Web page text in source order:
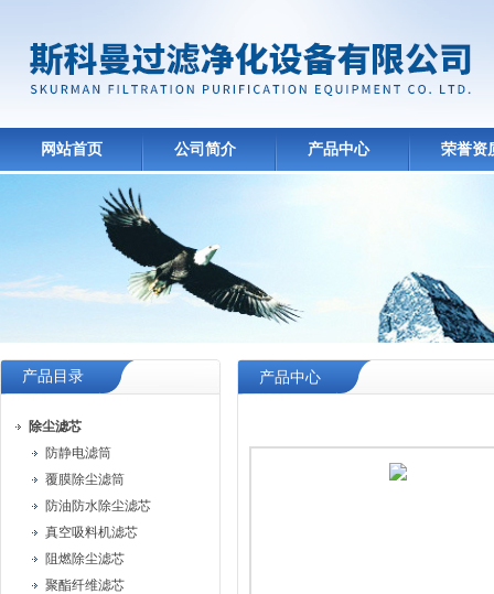
网站首页 公司简介 产品中心 荣誉资
产品目录
除尘滤芯
防静电滤筒
覆膜除尘滤筒
防油防水除尘滤芯
真空吸料机滤芯
阻燃除尘滤芯
聚酯纤维滤芯
产品中心